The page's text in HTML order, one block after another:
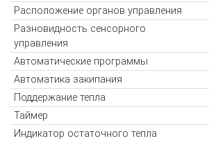
Расположение органов управления
Разновидность сенсорного
управления
Автоматические программы
Автоматика закипания
Поддержание тепла
Таймер
Индикатор остаточного тепла